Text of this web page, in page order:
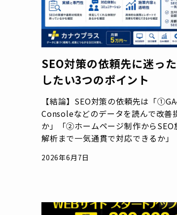
SEO対策の依頼先に迷っ
したい3つのポイント
【結論】SEO対策の依頼先は「
Consoleなどのデータを読んで改善
か」「②ホームページ制作からSEO
解析まで一気通貫で対応できるか
2026年6月7日